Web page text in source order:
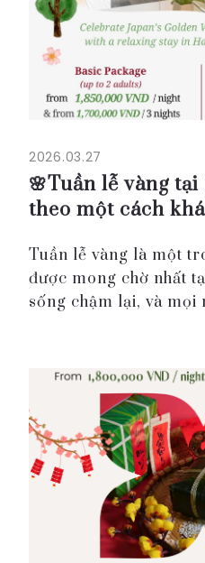
2026.03.27
🌸Tuần lễ vàng
theo một cách
Tuần lễ vàng là một
được mong chờ nhất
sống chậm lại, và mọi
nhận điều đó.
Tại Roygent P...